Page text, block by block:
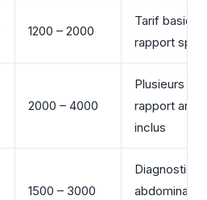
1200 – 2000
Tarif
rapport
2000 – 4000
Plusieurs
rapport
inclus
1500 – 3000
Diagnostic
abdominal,